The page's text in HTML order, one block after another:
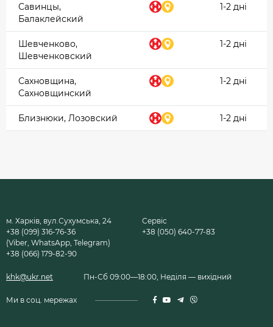
Савинцы,
Балаклейский
1-2 дні
Шевченково,
Шевченковский
1-2 дні
Сахновщина,
Сахновщинский
1-2 дні
Близнюки, Лозовский 1-2 дні
м. Харків, вул.Сухумська, 24
+38 (099) 316-76-36
(Viber, WhatsApp, Telegram)
+38 (066) 179-82-90
Сервіс
+38 (050) 640-77-83
khk@ukr.net Пн-Сб 09:00—18:00, Неділя — вихідний
Ми в соц. мережах